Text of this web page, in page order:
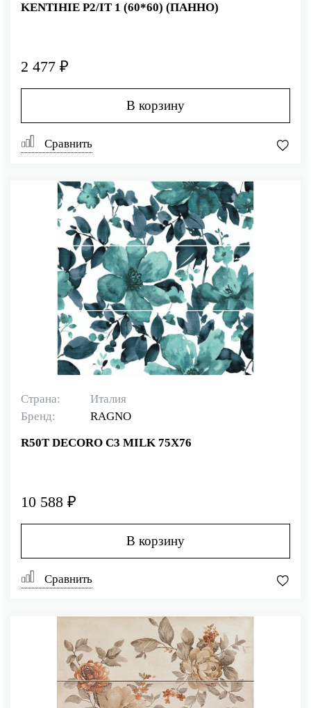
KENTIHIE P2/IT 1 (60*60) (ПАННО)
2 477 ₽
В корзину
Сравнить
Страна:
Италия
Бренд:
RAGNO
R50T DECORO C3 MILK 75X76
10 588 ₽
В корзину
Сравнить